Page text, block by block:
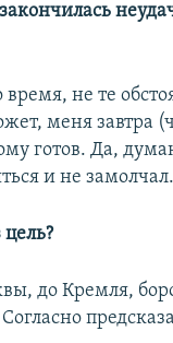
не те
меня завтра
готов. Да,
и не замолчал.
цель?
до Кремля,